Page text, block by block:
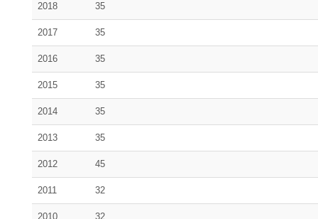
2018 35
2017 35
2016 35
2015 35
2014 35
2013 35
2012 45
2011 32
2010 32